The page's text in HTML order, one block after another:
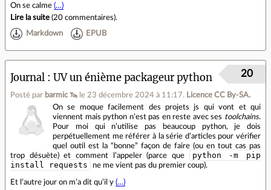
On se calme (…)
Lire la suite (20 commentaires).
Markdown EPUB
Journal UV un énième packageur python
Posté par barmic 🦦 le 23 décembre 2024 à 11:17. Licence CC By‑SA.
20
On se moque facilement des projets js qui vont et qui
viennent mais python n’est pas en reste avec ses toolchains.
Pour moi qui n’utilise pas beaucoup python, je dois
perpétuellement me référer à la série d’articles pour vérifier
quel outil est la “bonne” façon de faire (ou en tout cas pas
trop désuète) et comment l’appeler (parce que
python -m pip
install requests
ne me vient pas du premier coup).
Et l’autre jour on m’a dit qu’il y (…)